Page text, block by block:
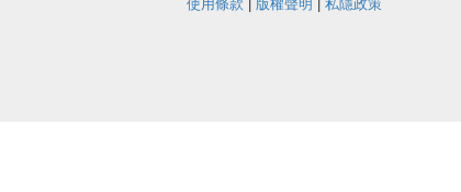
使用條款 | 版權聲明 | 私隱政策